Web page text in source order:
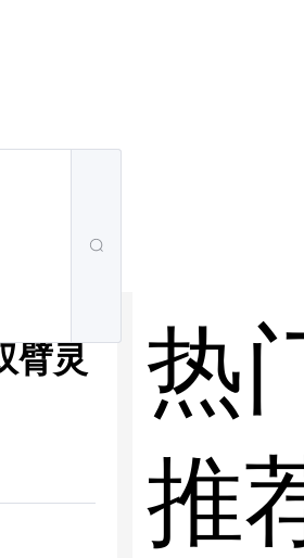
臂灵
热
推